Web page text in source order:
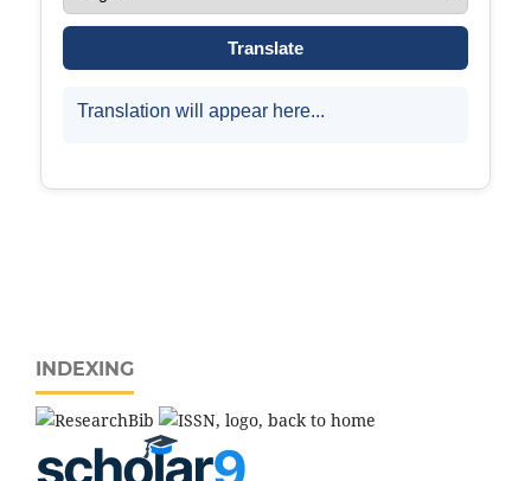
INDEXING